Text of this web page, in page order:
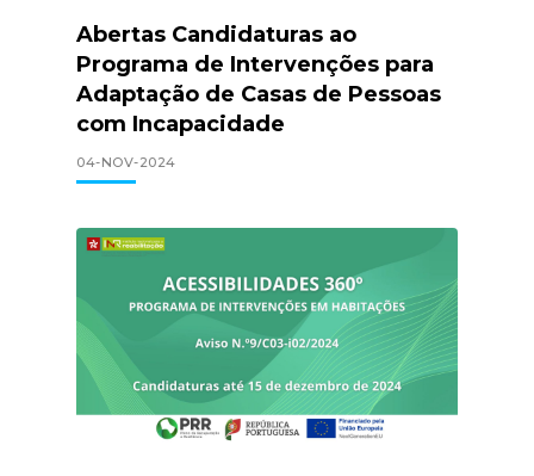
Abertas Candidaturas ao
Programa de Intervenções para
Adaptação de Casas de Pessoas
com Incapacidade
04-NOV-2024